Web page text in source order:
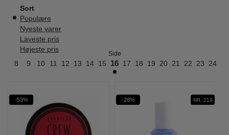
Sort
Populære
Nyeste varer
Laveste pris
Højeste pris
Side
8 9 10 11 12 13 14 15 16 17 18 19 20 21 22 23 24
-53% -28% NR. 219